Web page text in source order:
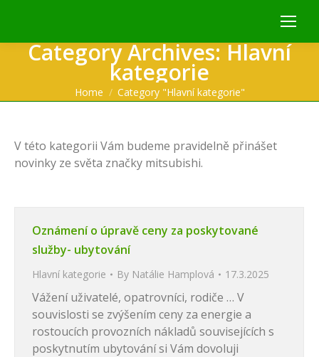
Category Archives:Hlavní
kategorie
You are here:
Home Category "Hlavní kategorie"
V této kategorii Vám budeme pravidelně přinášet
novinky ze světa značky mitsubishi.
Oznámení o úpravě ceny za poskytované
služby- ubytování
Hlavní kategorie By Natálie Hamplová 17.3.2025
Vážení uživatelé, opatrovníci, rodiče … V
souvislosti se zvýšením ceny za energie a
rostoucích provozních nákladů souvisejících s
poskytnutím ubytování si Vám dovoluji